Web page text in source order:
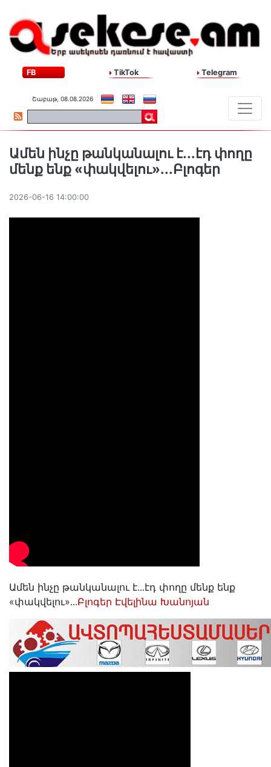
FB TikTok Telegram
Շաբաթ, 08.08.2026
Ամեն ինչը թանկանալու է․․․էդ փողը
մենք ենք «փակվելու»․․․Բլոգեր
2026-06-16 14:00:00
Ամեն ինչը թանկանալու է․․․էդ փողը մենք ենք
«փակվելու»․․․Բլոգեր Էվելինա Խանոյան